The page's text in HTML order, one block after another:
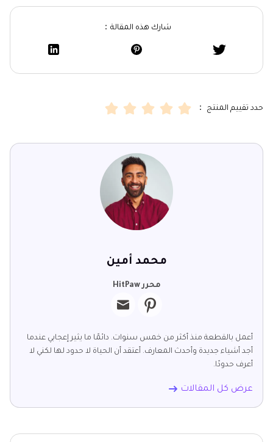
شارك هذه المقالة：
حدد تقييم المنتج ：
محمد أمين
محرر HitPaw
أعمل بالقطعة منذ أكثر من خمس سنوات. دائمًا ما يثير إعجابي عندما
أجد أشياء جديدة وأحدث المعارف. أعتقد أن الحياة لا حدود لها لكني لا
أعرف حدودًا.
عرض كل المقالات